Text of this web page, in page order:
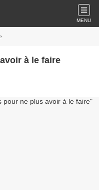
MENU
à le faire